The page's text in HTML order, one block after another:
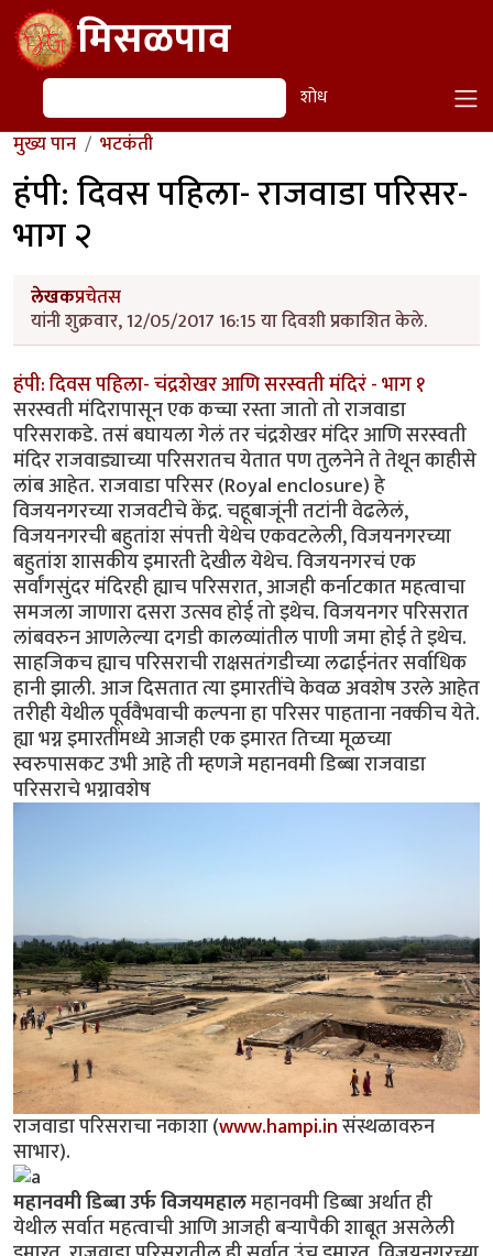
Skip to main contentमिसळपाव
शोध शोध
मुख्य पान भटकंती
हंपी: दिवस पहिला- राजवाडा परिसर-
भाग २
लेखकप्रचेतस
यांनी शुक्रवार, 12/05/2017 16:15 या दिवशी प्रकाशित केले.
हंपी: दिवस पहिला- चंद्रशेखर आणि सरस्वती मंदिरं - भाग १
सरस्वती मंदिरापासून एक कच्चा रस्ता जातो तो राजवाडा
परिसराकडे. तसं बघायला गेलं तर चंद्रशेखर मंदिर आणि सरस्वती
मंदिर राजवाड्याच्या परिसरातच येतात पण तुलनेने ते तेथून काहीसे
लांब आहेत. राजवाडा परिसर (Royal enclosure) हे
विजयनगरच्या राजवटीचे केंद्र. चहूबाजूंनी तटांनी वेढलेलं,
विजयनगरची बहुतांश संपत्ती येथेच एकवटलेली, विजयनगरच्या
बहुतांश शासकीय इमारती देखील येथेच. विजयनगरचं एक
सर्वांगसुंदर मंदिरही ह्याच परिसरात, आजही कर्नाटकात महत्वाचा
समजला जाणारा दसरा उत्सव होई तो इथेच. विजयनगर परिसरात
लांबवरुन आणलेल्या दगडी कालव्यांतील पाणी जमा होई ते इथेच.
साहजिकच ह्याच परिसराची राक्षसतंगडीच्या लढाईनंतर सर्वाधिक
हानी झाली. आज दिसतात त्या इमारतींचे केवळ अवशेष उरले आहेत
तरीही येथील पूर्ववैभवाची कल्पना हा परिसर पाहताना नक्कीच येते.
ह्या भग्न इमारतींमध्ये आजही एक इमारत तिच्या मूळच्या
स्वरुपासकट उभी आहे ती म्हणजे महानवमी डिब्बा राजवाडा
परिसराचे भग्नावशेष
राजवाडा परिसराचा नकाशा (www.hampi.inसंस्थळावरुन
साभार).
महानवमी डिब्बा उर्फ विजयमहालमहानवमी डिब्बा अर्थात ही
येथील सर्वात महत्वाची आणि आजही बर्‍यापैकी शाबूत असलेली